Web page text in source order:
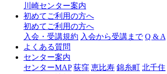
ャ
川
川崎センター案内
初めてご利用の方へ
初めてご利用の方へ
入会・受講規約 入会から受講まで Q & A
よくある質問
センター案内
センターMAP 荻窪 恵比寿 錦糸町 北千住